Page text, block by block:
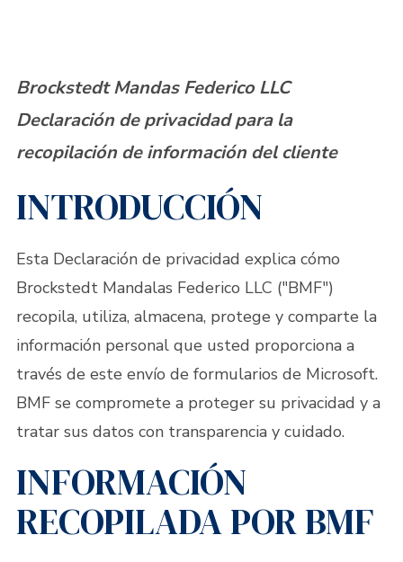
Brockstedt Mandas Federico LLC
Declaración de privacidad para la
recopilación de información del cliente
INTRODUCCIÓN
Esta Declaración de privacidad explica cómo
Brockstedt Mandalas Federico LLC ("BMF")
recopila, utiliza, almacena, protege y comparte la
información personal que usted proporciona a
través de este envío de formularios de Microsoft.
BMF se compromete a proteger su privacidad y a
tratar sus datos con transparencia y cuidado.
INFORMACIÓN
RECOPILADA POR BMF